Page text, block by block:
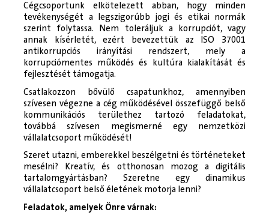
Cégcsoportunk elkötelezett abban, hogy minden
tevékenységét a legszigorúbb jogi és etikai normák
szerint folytassa. Nem toleráljuk a korrupciót, vagy
annak kísérletét, ezért bevezettük az ISO 37001
antikorrupciós irányítási rendszert, mely a
korrupciómentes működés és kultúra kialakítását és
fejlesztését támogatja.
Csatlakozzon bővülő csapatunkhoz, amennyiben
szívesen végezne a cég működésével összefüggő belső
kommunikációs területhez tartozó feladatokat,
továbbá szívesen megismerné egy nemzetközi
vállalatcsoport működését!
Szeret utazni, emberekkel beszélgetni és történeteket
mesélni? Kreatív, és otthonosan mozog a digitális
tartalomgyártásban? Szeretne egy dinamikus
vállalatcsoport belső életének motorja lenni?
Feladatok, amelyek Önre várnak: